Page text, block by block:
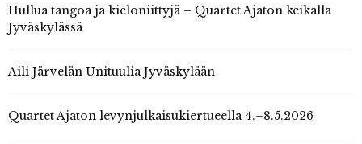
Hullua tangoa ja kieloniittyjä – Quartet Ajaton keikalla
Jyväskylässä
Aili Järvelän Unituulia Jyväskylään
Quartet Ajaton levynjulkaisukiertueella 4.–8.5.2026